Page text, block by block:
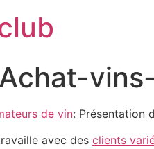
de vin: Présentation
avec des clients